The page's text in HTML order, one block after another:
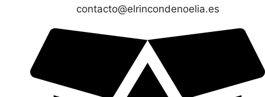
contacto@elrincondenoelia.es